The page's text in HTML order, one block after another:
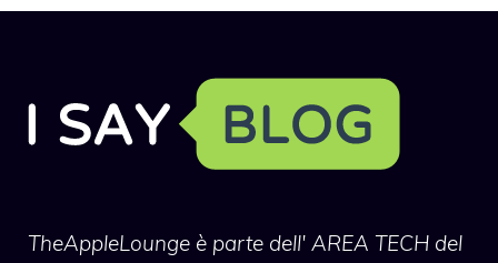
TheAppleLounge è parte dell' AREA TECH del